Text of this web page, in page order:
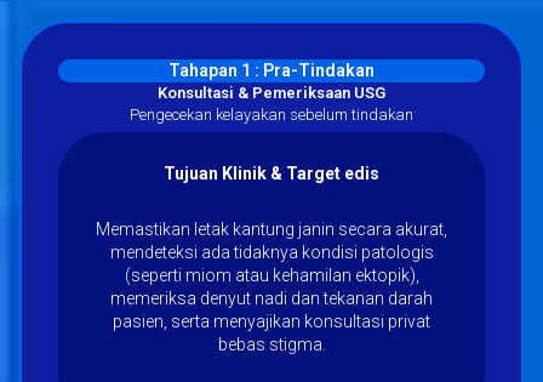
Tahapan 1 : Pra-Tindakan
Konsultasi & Pemeriksaan USG
Pengecekan kelayakan sebelum tindakan
Tujuan Klinik & Target edis
Memastikan letak kantung janin secara akurat,
mendeteksi ada tidaknya kondisi patologis
(seperti miom atau kehamilan ektopik),
memeriksa denyut nadi dan tekanan darah
pasien, serta menyajikan konsultasi privat
bebas stigma.